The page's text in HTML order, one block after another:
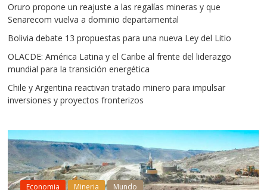
Oruro propone un reajuste a las regalías mineras y que
Senarecom vuelva a dominio departamental
Bolivia debate 13 propuestas para una nueva Ley del Litio
OLACDE: América Latina y el Caribe al frente del liderazgo
mundial para la transición energética
Chile y Argentina reactivan tratado minero para impulsar
inversiones y proyectos fronterizos
Mundo
Mineria Mundo